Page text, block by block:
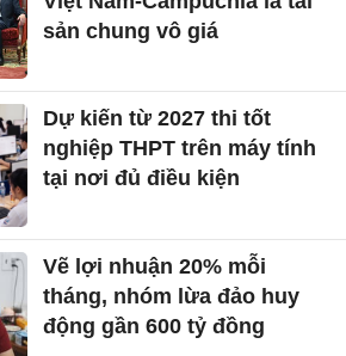
sản chung vô giá ​
Dự kiến từ 2027 thi tốt
nghiệp THPT trên máy tính
tại nơi đủ điều kiện
Vẽ lợi nhuận 20% mỗi
tháng, nhóm lừa đảo huy
động gần 600 tỷ đồng